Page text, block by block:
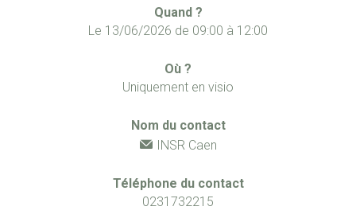
Quand ?
Le 13/06/2026 de 09:00 à 12:00
Où ?
Uniquement en visio
Nom du contact
INSR Caen
Téléphone du contact
0231732215